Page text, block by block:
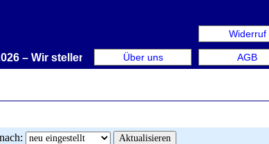
Widerruf
AGB
Über uns
– Wir stellen aus: Rare Book Week Berlin.
: